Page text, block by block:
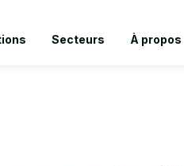
Secteurs À propos